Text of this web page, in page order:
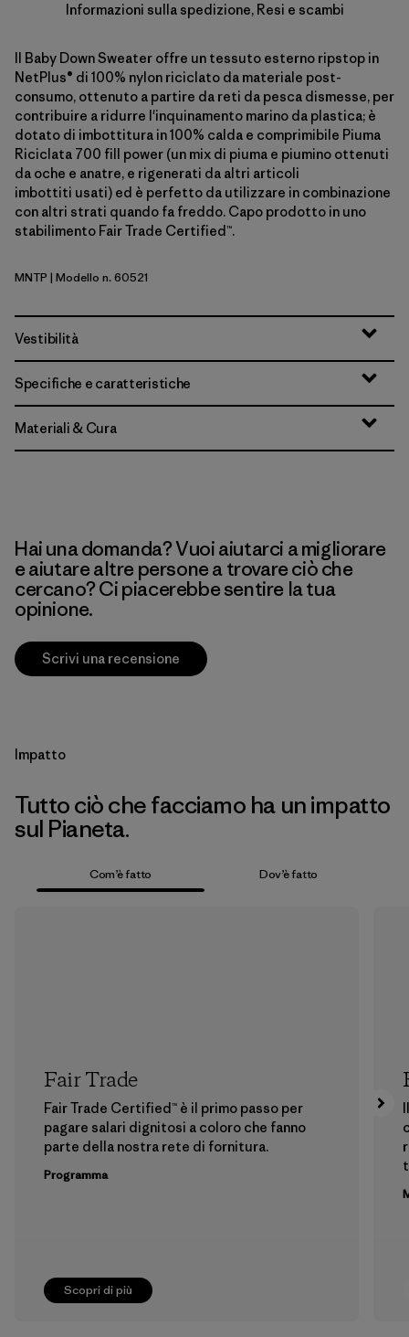
Informazioni sulla spedizione, Resi e scambi
Il Baby Down Sweater offre un tessuto esterno ripstop in
NetPlus® di 100% nylon riciclato da materiale post-
consumo, ottenuto a partire da reti da pesca dismesse, per
contribuire a ridurre l'inquinamento marino da plastica; è
dotato di imbottitura in 100% calda e comprimibile Piuma
Riciclata 700 fill power (un mix di piuma e piumino ottenuti
da oche e anatre, e rigenerati da altri articoli
imbottiti usati) ed è perfetto da utilizzare in combinazione
con altri strati quando fa freddo. Capo prodotto in uno
stabilimento Fair Trade Certified™.
Moment Pink
MNTP | Modello n. 60521
Vestibilità
Specifiche e caratteristiche
Materiali & Cura
Hai una domanda? Vuoi aiutarci a migliorare
e aiutare altre persone a trovare ciò che
cercano? Ci piacerebbe sentire la tua
opinione.
Scrivi una recensione
Impatto
Tutto ciò che facciamo ha un impatto
sul Pianeta.
Com’è fatto Dov’è fatto
Scopri di più
Fair Trade
Fair Trade Certified™ è il primo passo per
pagare salari dignitosi a coloro che fanno
parte della nostra rete di fornitura.
Programma